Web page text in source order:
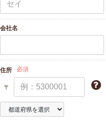
会社名
住所 必須
〒